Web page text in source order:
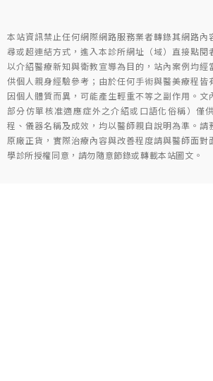
本站資訊禁止任何網際網路服務業者轉錄其網路內
尋或超連結方式，進入本診所網址（域）直接點閱
以介紹醫療新知與衛教宣導為目的，站內案例均經
供個人親身經驗參考；由於任何手術與醫美療程皆
因個人體質而異，可能產生輕重不等之副作用。文
部分仿單核准適應症外之介紹或口語化俗稱）僅
程、儀器名稱及成效，均以醫師親自說明為準。請
原廠正貨，實際治療內容與改善程度請與醫師面對
學診所授權同意，請勿隨意節錄或轉載本站圖文。